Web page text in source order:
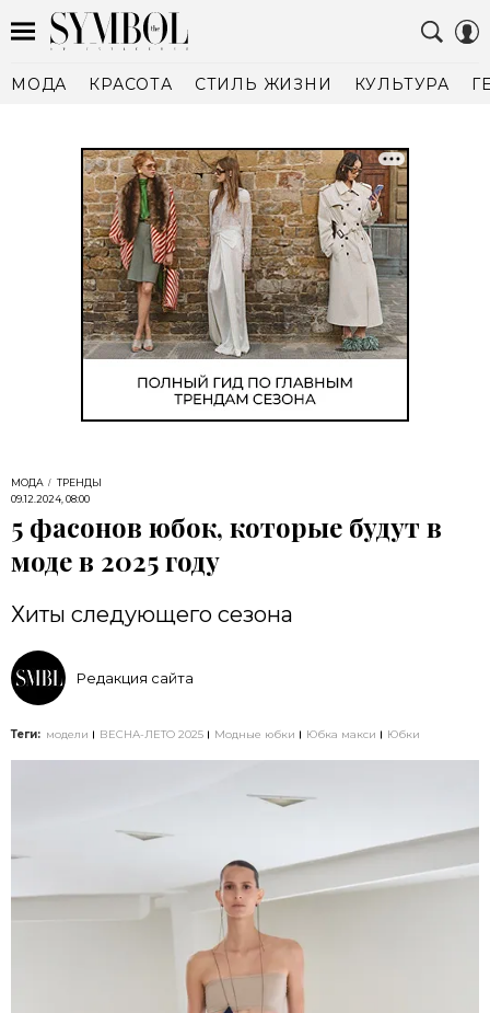
МОДА КРАСОТА СТИЛЬ ЖИЗНИ КУЛЬТУРА
МОДА
ТРЕНДЫ
09.12.2024, 08:00
5 фасонов юбок, которые будут в
моде в 2025 году
Хиты следующего сезона
Редакция сайта
Теги: модели ВЕСНА-ЛЕТО 2025 Модные юбки Юбка макси Юбки